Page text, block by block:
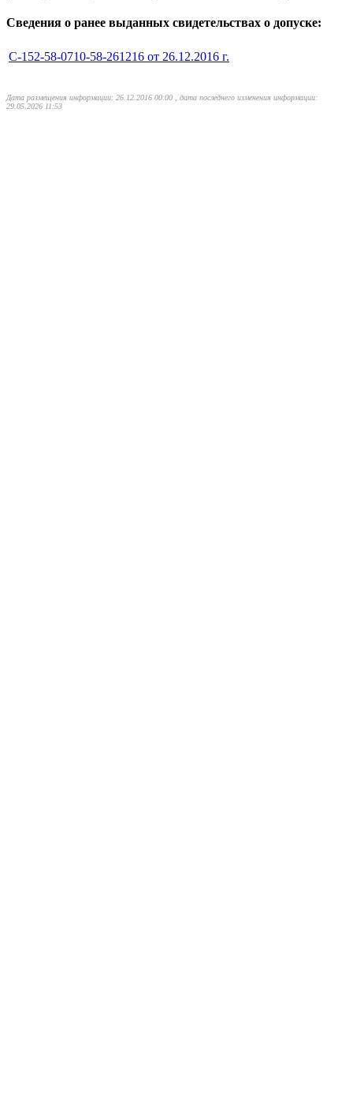
Сведения о ранее выданных свидетельствах о допуске:
С-152-58-0710-58-261216 от 26.12.2016 г.
Дата размещения информации: 26.12.2016 00:00 , дата последнего изменения информации:
29.05.2026 11:53